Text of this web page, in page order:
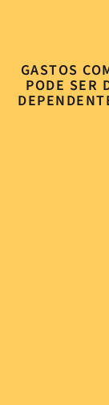
GASTOS
PODE SER